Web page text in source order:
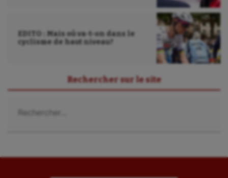
EDITO : Mais où va-t-on dans le
cyclisme de haut niveau?
Rechercher sur le site